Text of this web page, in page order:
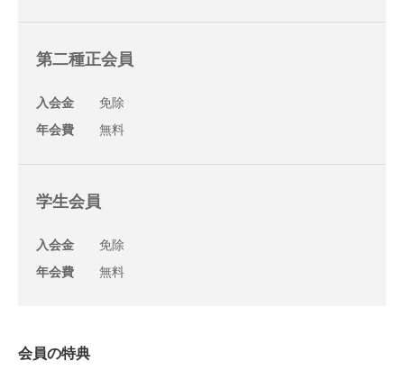
第二種正会員
入会金
免除
年会費
無料
学生会員
入会金
免除
年会費
無料
会員の特典